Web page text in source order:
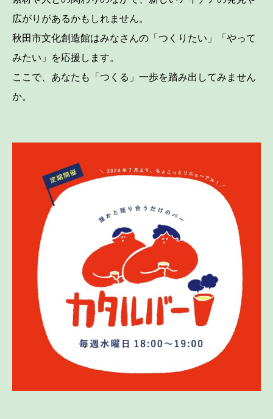
広がりがあるかもしれません。
秋田市文化創造館はみなさんの「つくりたい」「やって
みたい」を応援します。
ここで、あなたも「つくる」一歩を踏み出してみません
か。